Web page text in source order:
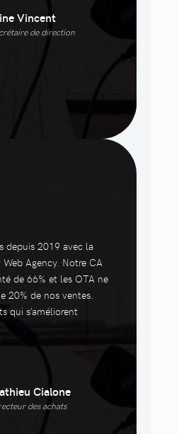
Vincent
de direction
depuis 2019 avec la
Agency. Notre CA
de 66% et les OTA ne
20% de nos ventes.
qui s’améliorent
Cialone
des achats